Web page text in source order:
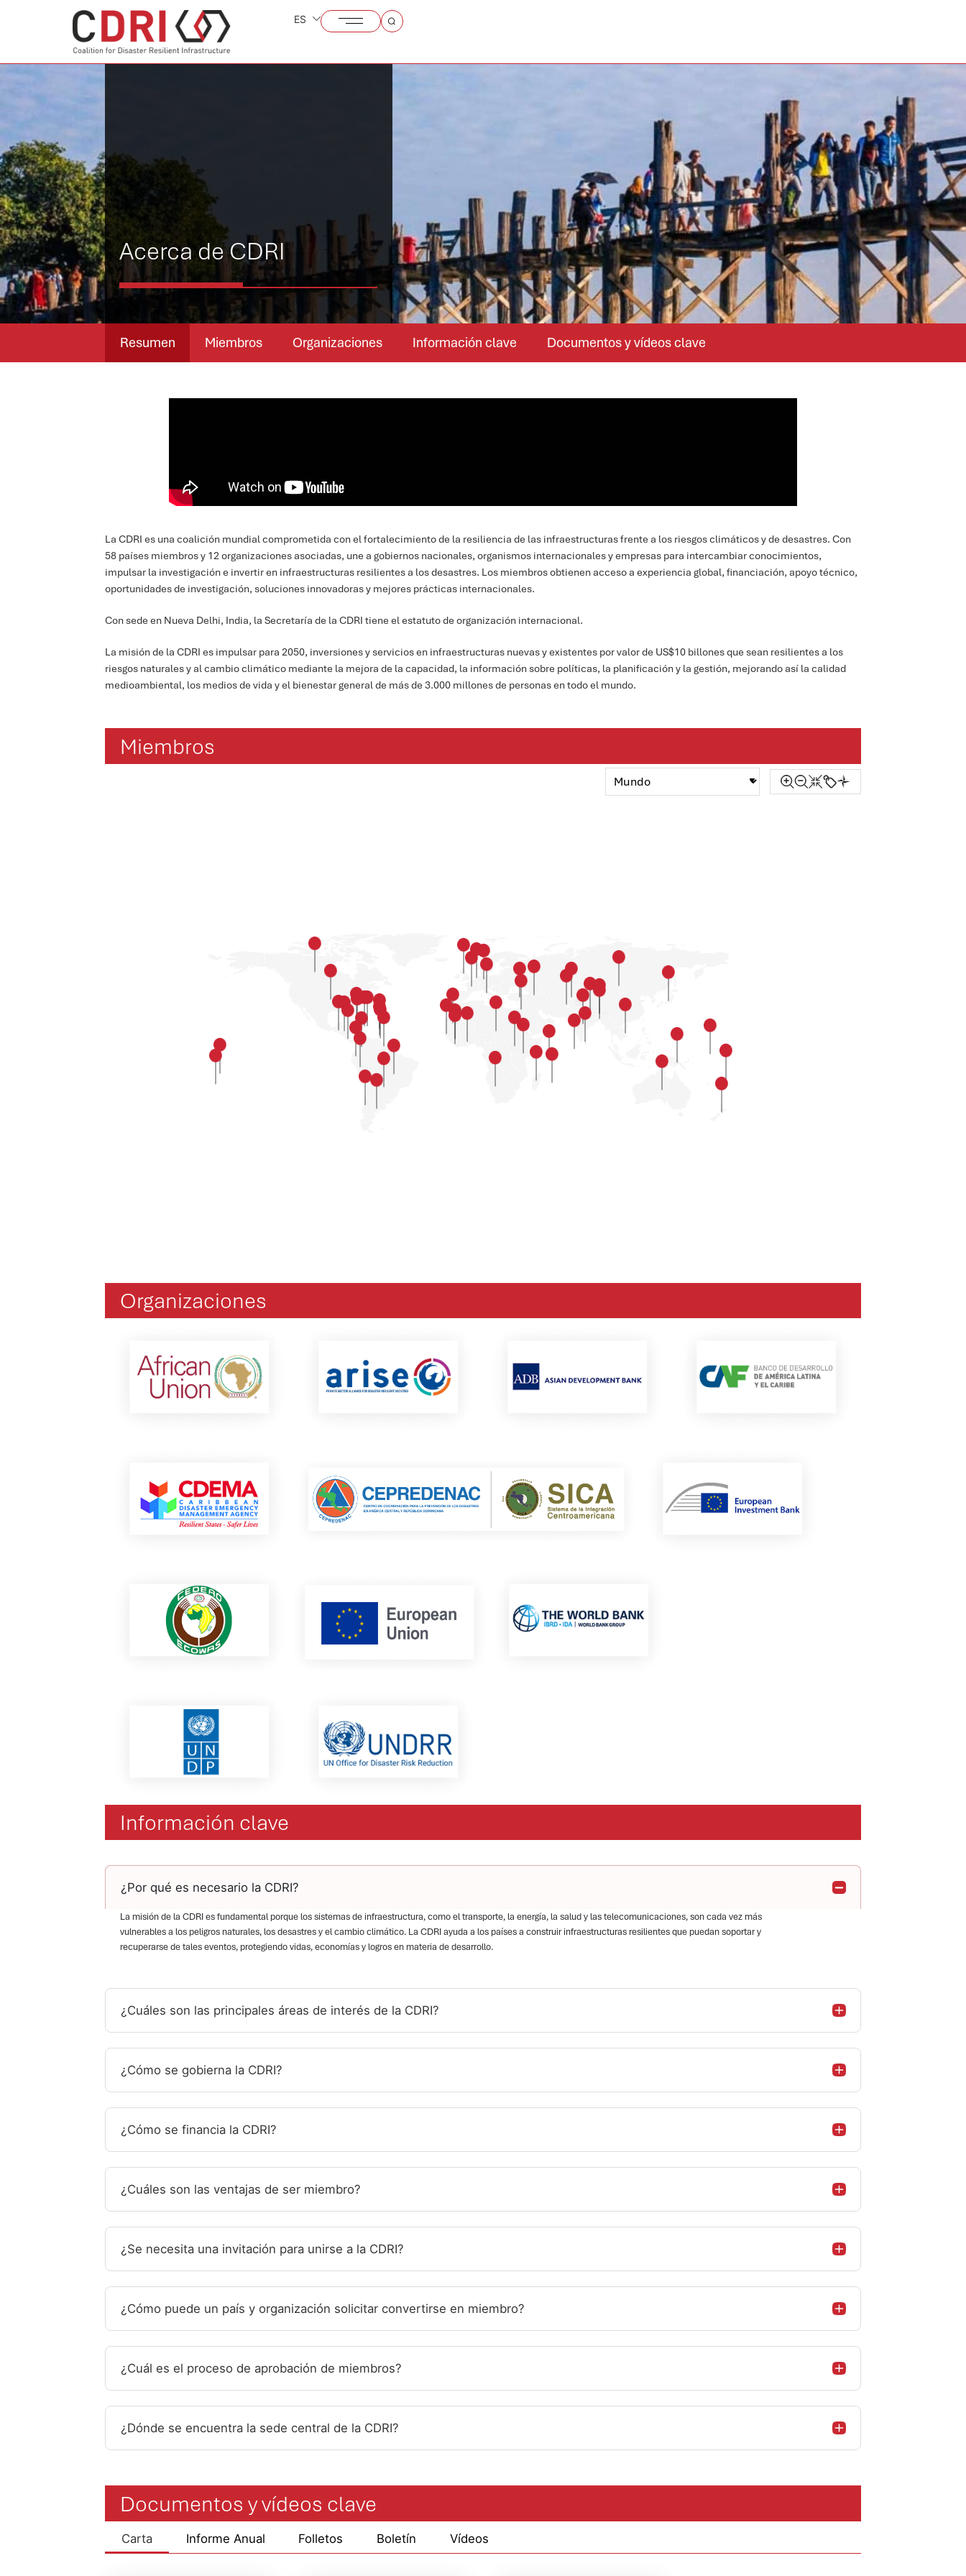
ES
Acerca de CDRI
Resumen Miembros Organizaciones Información clave Documentos y vídeos clave
La CDRI es una coalición mundial comprometida con el fortalecimiento de la resiliencia de las infraestructuras frente a los riesgos climáticos y de desastres. Con
58 países miembros y 12 organizaciones asociadas, une a gobiernos nacionales, organismos internacionales y empresas para intercambiar conocimientos,
impulsar la investigación e invertir en infraestructuras resilientes a los desastres. Los miembros obtienen acceso a experiencia global, financiación, apoyo técnico,
oportunidades de investigación, soluciones innovadoras y mejores prácticas internacionales.
Con sede en Nueva Delhi, India, la Secretaría de la CDRI tiene el estatuto de organización internacional.
La misión de la CDRI es impulsar para 2050, inversiones y servicios en infraestructuras nuevas y existentes por valor de US$10 billones que sean resilientes a los
riesgos naturales y al cambio climático mediante la mejora de la capacidad, la información sobre políticas, la planificación y la gestión, mejorando así la calidad
medioambiental, los medios de vida y el bienestar general de más de 3.000 millones de personas en todo el mundo.
Miembros
Organizaciones
Información clave
¿Por qué es necesario la CDRI?
La misión de la CDRI es fundamental porque los sistemas de infraestructura, como el transporte, la energía, la salud y las telecomunicaciones, son cada vez más
vulnerables a los peligros naturales, los desastres y el cambio climático. La CDRI ayuda a los países a construir infraestructuras resilientes que puedan soportar y
recuperarse de tales eventos, protegiendo vidas, economías y logros en materia de desarrollo.
¿Cuáles son las principales áreas de interés de la CDRI?
¿Cómo se gobierna la CDRI?
¿Cómo se financia la CDRI?
¿Cuáles son las ventajas de ser miembro?
¿Se necesita una invitación para unirse a la CDRI?
¿Cómo puede un país y organización solicitar convertirse en miembro?
¿Cuál es el proceso de aprobación de miembros?
¿Dónde se encuentra la sede central de la CDRI?
Documentos y vídeos clave
Carta Informe Anual Folletos Boletín Vídeos